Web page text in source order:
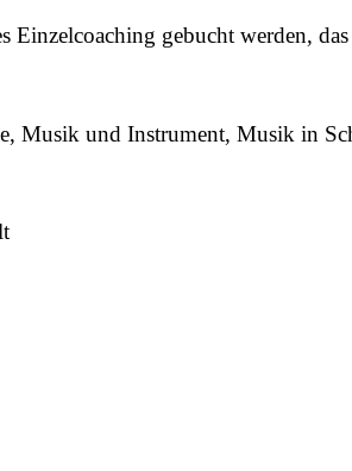
gebucht werden,
Musik und Instrument, Musik in